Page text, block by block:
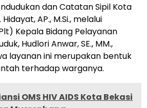
dan Catatan Sipil Kota
AP., M.Si., melalui
Kepala Bidang Pelayanan
Hudlori Anwar, SE., MM.,
layanan ini merupakan bentuk
terhadap warganya.
OMS HIV AIDS Kota Bekasi